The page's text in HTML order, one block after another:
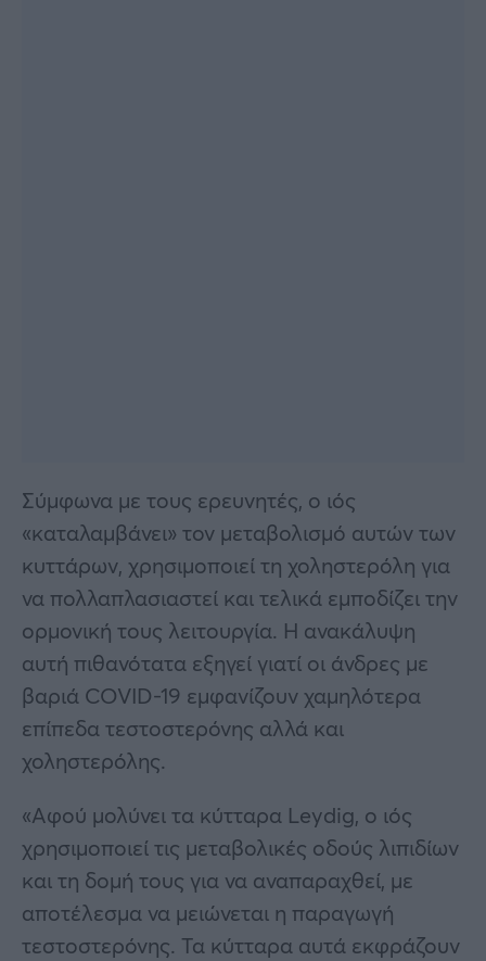
Σύμφωνα με τους ερευνητές, ο ιός
«καταλαμβάνει» τον μεταβολισμό αυτών των
κυττάρων, χρησιμοποιεί τη χοληστερόλη για
να πολλαπλασιαστεί και τελικά εμποδίζει την
ορμονική τους λειτουργία. Η ανακάλυψη
αυτή πιθανότατα εξηγεί γιατί οι άνδρες με
βαριά COVID-19 εμφανίζουν χαμηλότερα
επίπεδα τεστοστερόνης αλλά και
χοληστερόλης.
«Αφού μολύνει τα κύτταρα Leydig, ο ιός
χρησιμοποιεί τις μεταβολικές οδούς λιπιδίων
και τη δομή τους για να αναπαραχθεί, με
αποτέλεσμα να μειώνεται η παραγωγή
τεστοστερόνης. Τα κύτταρα αυτά εκφράζουν